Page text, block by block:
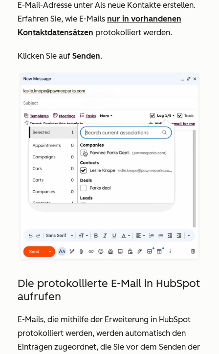
E-Mail-Adresse unter Als neue Kontakte erstellen.
Erfahren Sie, wie E-Mails nur in vorhandenen
Kontaktdatensätzen protokolliert werden.
Klicken Sie auf Senden.
Die protokollierte E-Mail in HubSpot
aufrufen
E-Mails, die mithilfe der Erweiterung in HubSpot
protokolliert werden, werden automatisch den
Einträgen zugeordnet, die Sie vor dem Senden der